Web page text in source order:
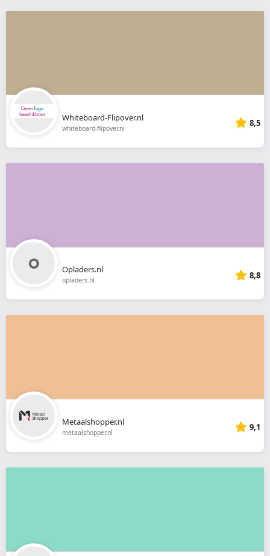
Whiteboard-Flipover.nl
whiteboard-flipover.nl 8,5
Opladers.nl
opladers.nl 8,8
Metaalshopper.nl
metaalshopper.nl 9,1